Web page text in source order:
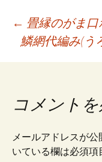
o
o
k
l
投
稿
ナ
ビ
← 畳縁のがま
鱗網代編み(う
コメント
メールアドレスが公
いている欄は必須項